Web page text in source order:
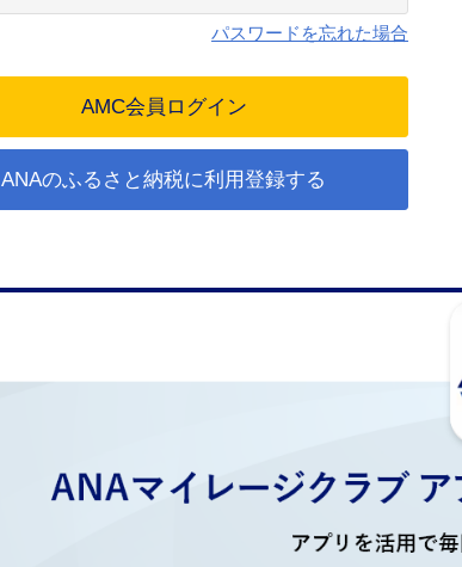
パスワードを忘れた場合
ANAのふるさと納税に利用登録する